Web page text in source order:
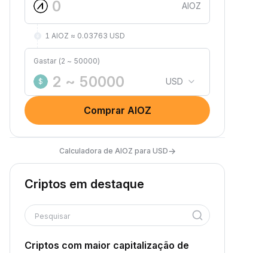
AIOZ
1 AIOZ ≈ 0.03763 USD
Gastar (2 ~ 50000)
$ USD
Comprar AIOZ
Calculadora de AIOZ para USD→
Criptos em destaque
Pesquisar
Criptos com maior capitalização de